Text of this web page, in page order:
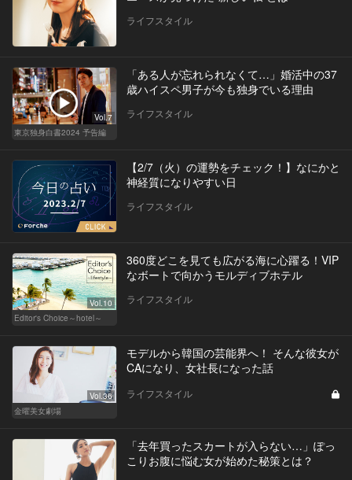
ライフスタイル
Vol.7
東京独身白書2024 予告編
「ある人が忘れられなくて…」婚活中の37
歳ハイスペ男子が今も独身でいる理由
ライフスタイル
【2/7（火）の運勢をチェック！】なにかと
神経質になりやすい日
ライフスタイル
Vol.10
Editor's Choice～hotel～
360度どこを見ても広がる海に心躍る！VIP
なボートで向かうモルディブホテル
ライフスタイル
Vol.36
金曜美女劇場
モデルから韓国の芸能界へ！ そんな彼女が
CAになり、女社長になった話
ライフスタイル
「去年買ったスカートが入らない…」ぽっ
こりお腹に悩む女が始めた秘策とは？